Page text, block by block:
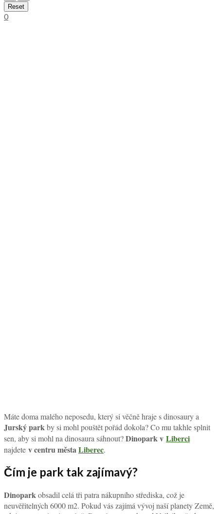
Reset
0
Máte doma malého neposedu, který si věčně hraje s dinosaury a
Jurský parkby si mohl pouštět pořád dokola? Co mu takhle splnit
sen, aby si mohl na dinosaura sáhnout?Dinopark v Liberci
najdete v centru městaLiberec.
Čím je park tak zajímavý?
Dinoparkobsadil celá tři patra nákupního střediska, což je
neuvěřitelných 6000 m2. Pokud vás zajímá vývoj naší planety Země,